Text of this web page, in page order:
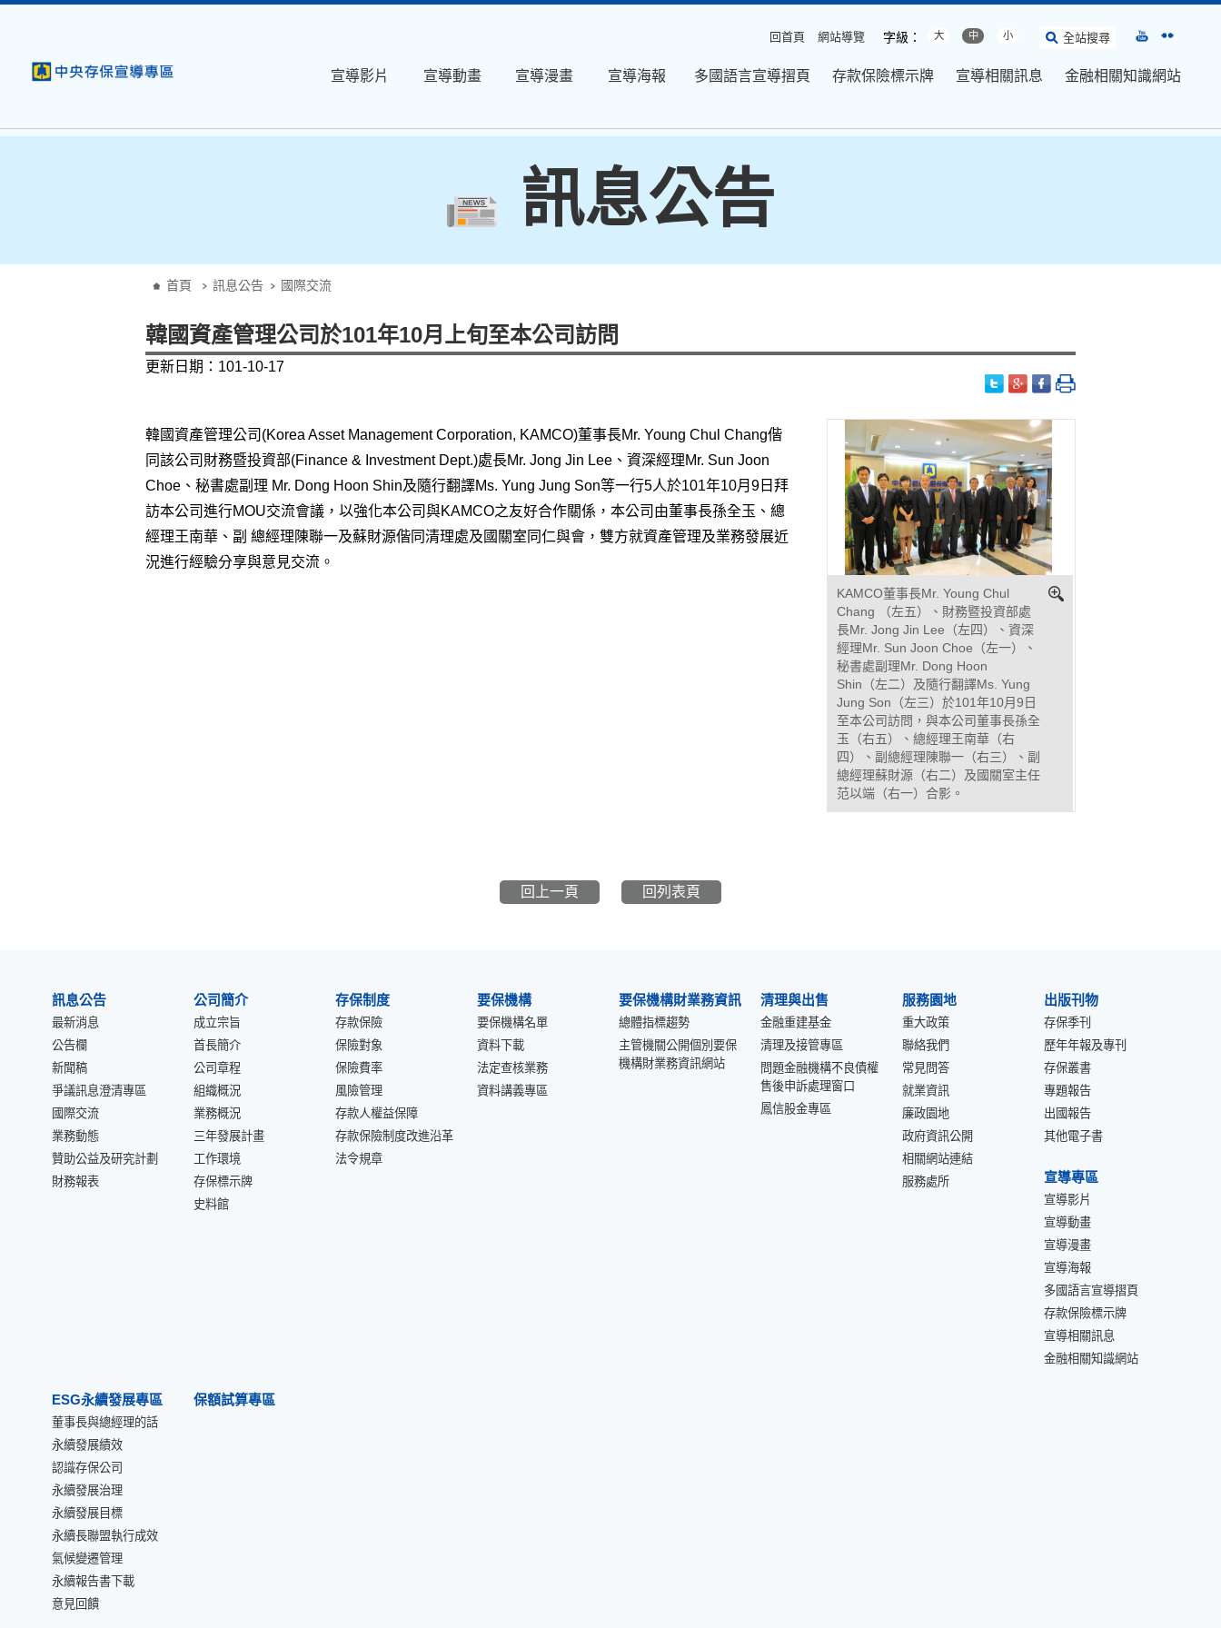
回首頁 網站導覽 字級： 大 中 小 全站搜尋
宣導影片 宣導動畫 宣導漫畫 宣導海報 多國語言宣導摺頁 存款保險標示牌 宣導相關訊息 金融相關知識網站
訊息公告
首頁 訊息公告 國際交流
韓國資產管理公司於101年10月上旬至本公司訪問
更新日期：101-10-17
KAMCO董事長Mr. Young Chul
Chang （左五）、財務暨投資部處
長Mr. Jong Jin Lee（左四）、資深
經理Mr. Sun Joon Choe（左一）、
秘書處副理Mr. Dong Hoon
Shin（左二）及隨行翻譯Ms. Yung
Jung Son（左三）於101年10月9日
至本公司訪問，與本公司董事長孫全
玉（右五）、總經理王南華（右
四）、副總經理陳聯一（右三）、副
總經理蘇財源（右二）及國關室主任
范以端（右一）合影。
韓國資產管理公司(Korea Asset Management Corporation, KAMCO)董事長Mr. Young Chul Chang偕
同該公司財務暨投資部(Finance & Investment Dept.)處長Mr. Jong Jin Lee、資深經理Mr. Sun Joon
Choe、秘書處副理 Mr. Dong Hoon Shin及隨行翻譯Ms. Yung Jung Son等一行5人於101年10月9日拜
訪本公司進行MOU交流會議，以強化本公司與KAMCO之友好合作關係，本公司由董事長孫全玉、總
經理王南華、副 總經理陳聯一及蘇財源偕同清理處及國關室同仁與會，雙方就資產管理及業務發展近
況進行經驗分享與意見交流。
回上一頁 回列表頁
訊息公告
最新消息
公告欄
新聞稿
爭議訊息澄清專區
國際交流
業務動態
贊助公益及研究計劃
財務報表
公司簡介
成立宗旨
首長簡介
公司章程
組織概況
業務概況
三年發展計畫
工作環境
存保標示牌
史料館
存保制度
存款保險
保險對象
保險費率
風險管理
存款人權益保障
存款保險制度改進沿革
法令規章
要保機構
要保機構名單
資料下載
法定查核業務
資料講義專區
要保機構財業務資訊
總體指標趨勢
主管機關公開個別要保
機構財業務資訊網站
清理與出售
金融重建基金
清理及接管專區
問題金融機構不良債權
售後申訴處理窗口
鳳信股金專區
服務園地
重大政策
聯絡我們
常見問答
就業資訊
廉政園地
政府資訊公開
相關網站連結
服務處所
出版刊物
存保季刊
歷年年報及專刊
存保叢書
專題報告
出國報告
其他電子書
宣導專區
宣導影片
宣導動畫
宣導漫畫
宣導海報
多國語言宣導摺頁
存款保險標示牌
宣導相關訊息
金融相關知識網站
ESG永續發展專區
董事長與總經理的話
永續發展績效
認識存保公司
永續發展治理
永續發展目標
永續長聯盟執行成效
氣候變遷管理
永續報告書下載
意見回饋
保額試算專區